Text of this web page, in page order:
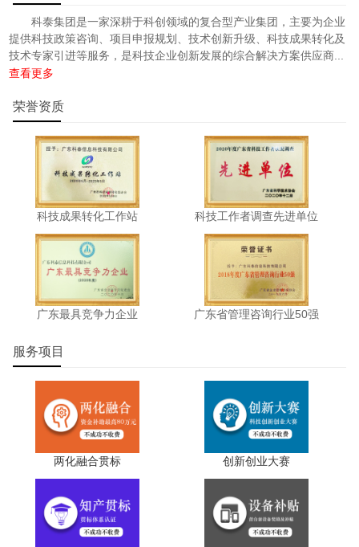
科泰集团是一家深耕于科创领域的复合型产业集团，主要为企业
提供科技政策咨询、项目申报规划、技术创新升级、科技成果转化及
技术专家引进等服务，是科技企业创新发展的综合解决方案供应商...
查看更多
荣誉资质
科技成果转化工作站 科技工作者调查先进单位
广东最具竞争力企业 广东省管理咨询行业50强
服务项目
两化融合贯标 创新创业大赛